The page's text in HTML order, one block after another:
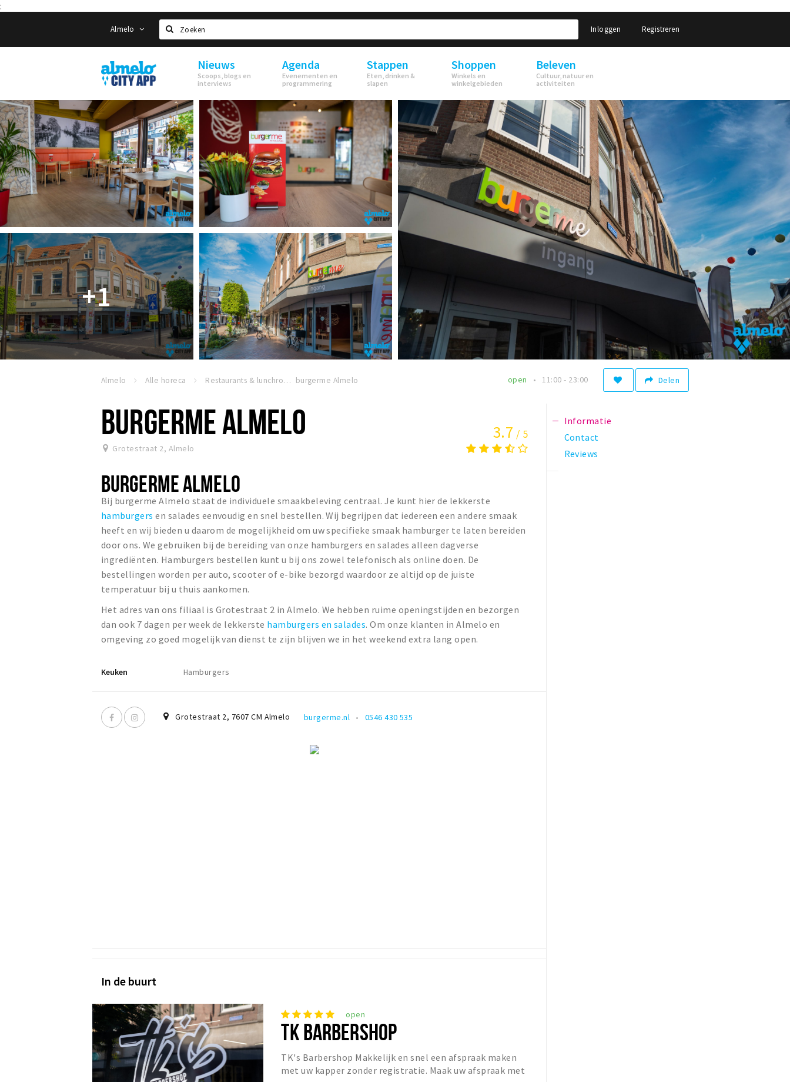
:
Almelo
Zoeken
Inloggen Registreren
Almelo
City
App
Nieuws
Scoops, blogs en
interviews
Agenda
Evenementen en
programmering
Stappen
Eten, drinken &
slapen
Shoppen
Winkels en
winkelgebieden
Beleven
Cultuur, natuur en
activiteiten
+1
Almelo Alle horeca Restaurants & lunchrooms burgerme Almelo Delen
open 11:00 - 23:00
BURGERME ALMELO
Grotestraat 2, Almelo
3.7 / 5
BURGERME ALMELO
Bij burgerme Almelo staat de individuele smaakbeleving centraal. Je kunt hier de lekkerste
hamburgers en salades eenvoudig en snel bestellen. Wij begrijpen dat iedereen een andere smaak
heeft en wij bieden u daarom de mogelijkheid om uw specifieke smaak hamburger te laten bereiden
door ons. We gebruiken bij de bereiding van onze hamburgers en salades alleen dagverse
ingrediënten. Hamburgers bestellen kunt u bij ons zowel telefonisch als online doen. De
bestellingen worden per auto, scooter of e-bike bezorgd waardoor ze altijd op de juiste
temperatuur bij u thuis aankomen.
Het adres van ons filiaal is Grotestraat 2 in Almelo. We hebben ruime openingstijden en bezorgen
dan ook 7 dagen per week de lekkerste hamburgers en salades. Om onze klanten in Almelo en
omgeving zo goed mogelijk van dienst te zijn blijven we in het weekend extra lang open.
Keuken Hamburgers
Grotestraat 2, 7607 CM Almelo burgerme.nl 0546 430 535
In de buurt
open
TK BARBERSHOP
TK's Barbershop Makkelijk en snel een afspraak maken
met uw kapper zonder registratie. Maak uw afspraak met
Informatie
Contact
Reviews